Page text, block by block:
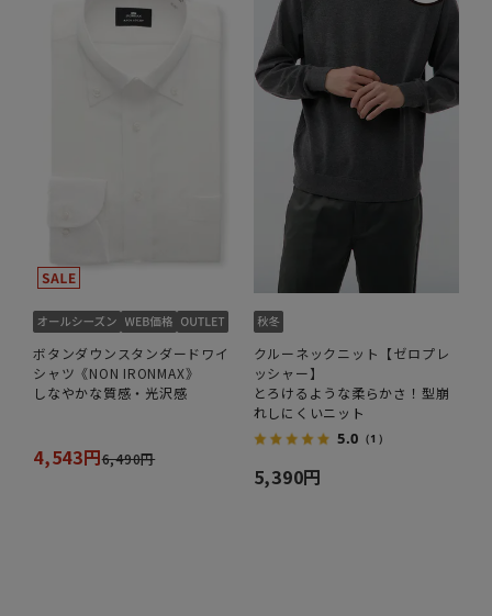
ボタンダウンスタンダードワイ
シャツ《NON IRONMAX》
しなやかな質感・光沢感
4,543円6,490円
クルーネックニット【ゼロプレ
ッシャー】
とろけるような柔らかさ！型崩
れしにくいニット
5.0 （1）
5,390円